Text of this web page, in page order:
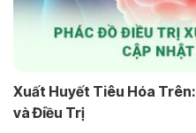
Xuất Huyết Tiêu Hóa
và Điều Trị